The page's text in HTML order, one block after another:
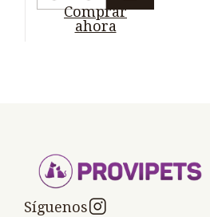
Cantidad
Comprar
ahora
Síguenos